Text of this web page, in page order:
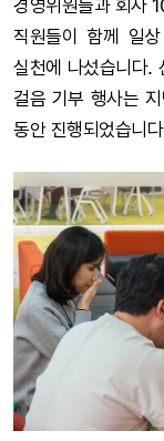
경영위원들과 회사
직원들이 함께 일
실천에 나섰습니다.
걸음 기부 행사는
동안 진행되었습니